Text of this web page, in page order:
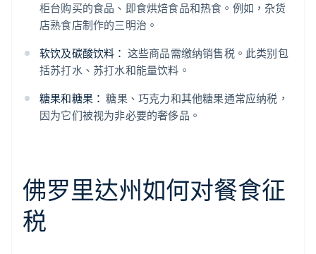
柜台购买的食品、即食烘焙食品和热食。例如，杂货
店熟食店制作的三明治。
软饮及碳酸饮料： 这些商品需缴纳销售税。此类别包
括苏打水、苏打水和能量饮料。
糖果和糖果： 糖果、巧克力和其他糖果通常应纳税，
因为它们被视为非必要的奢侈品。
佛罗里达州如何对餐食征
税